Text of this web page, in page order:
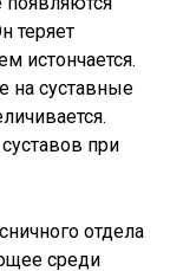
теряет
истончается.
на суставные
при
отдела
среди